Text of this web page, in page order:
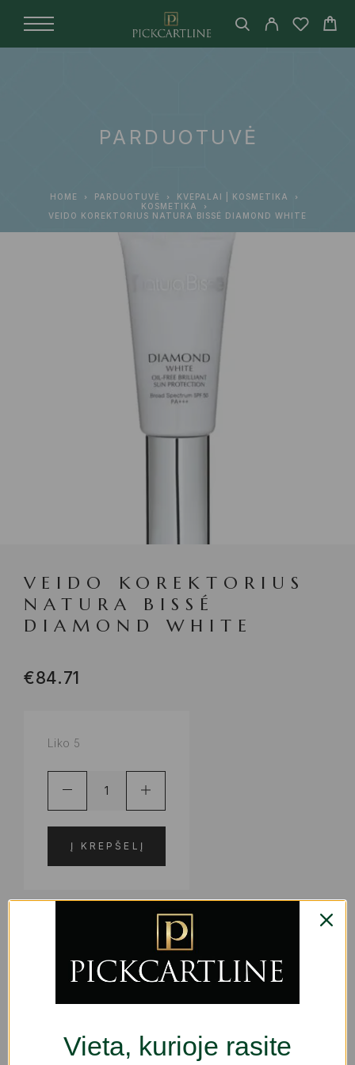
PARDUOTUVĖ
HOME PARDUOTUVĖ
KVEPALAI | KOSMETIKA
KOSMETIKA
VEIDO KOREKTORIUS NATURA BISSÉ DIAMOND WHITE
VEIDO KOREKTORIUS
NATURA BISSÉ
DIAMOND WHITE
€84.71
Liko 5
Į KREPŠELĮ
KATEGORIJOS:KOSMETIKA,KVEPALAI | KOSMETIKA
Vieta, kurioje rasite